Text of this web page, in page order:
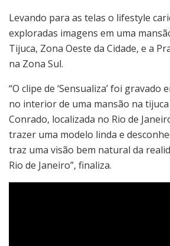
Levando para as telas o lifestyle
exploradas imagens em uma
Tijuca, Zona Oeste da Cidade, e a
na Zona Sul.
“O clipe de ‘Sensualiza’ foi gravado
no interior de uma mansão na
Conrado, localizada no Rio de
trazer uma modelo linda e
traz uma visão bem natural da
Rio de Janeiro”, finaliza.